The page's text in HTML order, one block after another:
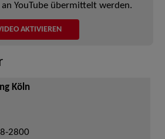
YouTube übermittelt werden.
AKTIVIEREN
Köln
2800